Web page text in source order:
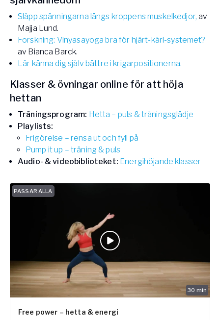
Släpp spänningarna längs kroppens muskelkedjor, av
Majja Lund.
Forskning: Vinyasayoga bra för hjärt-kärl-systemet?
av Bianca Barck.
Lär känna dig själv bättre i krigarpositionerna.
Klasser & övningar online för att höja
hettan
Träningsprogram: Hetta – puls & träningsglädje
Playlists:
Frigörelse – rensa ut och fyll på
Pump it up – träning & puls
Audio- & videobiblioteket: Energihöjande klasser
30 min
PASSAR ALLA
Free power – hetta & energi